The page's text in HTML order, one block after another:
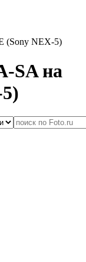
(Sony NEX-5)
SA на